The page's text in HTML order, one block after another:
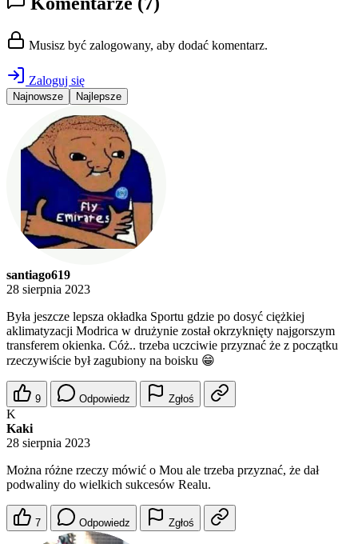
Musisz być zalogowany, aby dodać komentarz.
Zaloguj się
Najnowsze Najlepsze
santiago619
28 sierpnia 2023
Była jeszcze lepsza okładka Sportu gdzie po dosyć ciężkiej
aklimatyzacji Modrica w drużynie został okrzyknięty najgorszym
transferem okienka. Cóż.. trzeba uczciwie przyznać że z początku
rzeczywiście był zagubiony na boisku 😁
9 Odpowiedz Zgłoś
K
Kaki
28 sierpnia 2023
Można różne rzeczy mówić o Mou ale trzeba przyznać, że dał
podwaliny do wielkich sukcesów Realu.
7 Odpowiedz Zgłoś